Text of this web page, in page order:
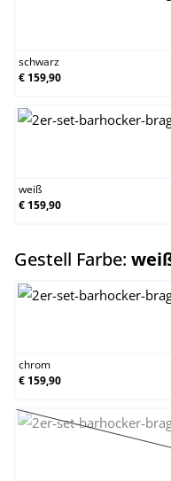
schwarz
€ 159,90
weiß
€ 159,90
Gestell Farbe:
chrom
€ 159,90